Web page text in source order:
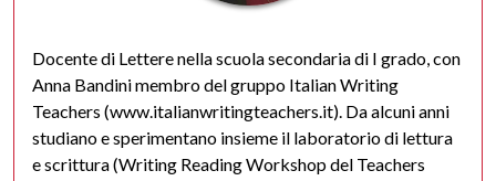
Docente di Lettere nella scuola secondaria di I grado, con
Anna Bandini membro del gruppo Italian Writing
Teachers (www.italianwritingteachers.it). Da alcuni anni
studiano e sperimentano insieme il laboratorio di lettura
e scrittura (Writing Reading Workshop del Teachers